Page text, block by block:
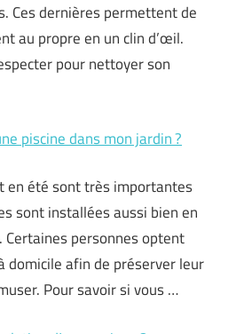
Ces dernières permettent de
au propre en un clin d’œil.
pour nettoyer son
piscine dans mon jardin ?
en été sont très importantes
sont installées aussi bien en
Certaines personnes optent
domicile afin de préserver leur
Pour savoir si vous …